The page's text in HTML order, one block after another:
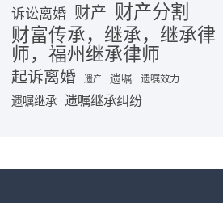
诉讼离婚 财产 财产分割
财富传承，继承，继承律
师，福州继承律师
起诉离婚 遗产 遗嘱 遗嘱效力
遗嘱继承 遗嘱继承纠纷